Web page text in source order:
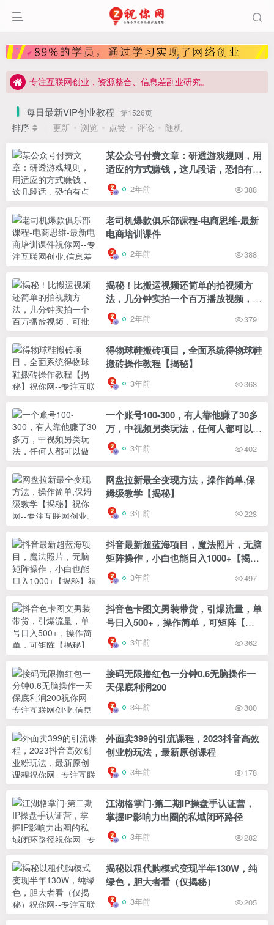
分享最新的网赚资讯，网站用户免费下载，请勿轻信课程老师。
终生会员:特惠价128元，有效期终身，免费下载全站资源课程
专注互联网创业，资源整合、信息差副业研究。
分享最新的网赚资讯，网站用户免费下载，请勿轻信课程老师。
每日最新VIP创业教程 第1526页
排序 更新 浏览 点赞 评论 随机
某公众号付费文章：研透游戏规则，用
适应的方式赚钱，这几段话，恐怕有点
泄露天机了！
2年前 388
老司机爆款俱乐部课程-电商思维-最新
电商培训课件
2年前 388
揭秘！比搬运视频还简单的拍视频方
法，几分钟实拍一个百万播放视频，可
批量起号2年前 379
得物球鞋搬砖项目，全面系统得物球鞋
搬砖操作教程【揭秘】
3年前 368
一个账号100-300，有人靠他赚了30多
万，中视频另类玩法，任何人都可以做
到【揭秘】
3年前 402
网盘拉新最全变现方法，操作简单,保
姆级教学【揭秘】
3年前 228
抖音最新超蓝海项目，魔法照片，无脑
矩阵操作，小白也能日入1000+【揭
秘】
3年前 497
抖音色卡图文男装带货，引爆流量，单
号日入500+，操作简单，可矩阵【揭
秘】
3年前 362
接码无限撸红包一分钟0.6无脑操作一
天保底利润200
3年前 300
外面卖399的引流课程，2023抖音高效
创业粉玩法，最新原创课程
3年前 178
江湖格掌门·第二期IP操盘手认证营，
掌握IP影响力出圈的私域闭环路径
3年前 282
揭秘以租代购模式变现半年130W，纯
绿色，胆大者看（仅揭秘）
3年前 205